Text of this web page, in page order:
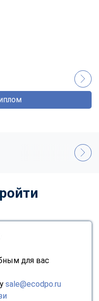
для вас
sale@ecodpo.ru